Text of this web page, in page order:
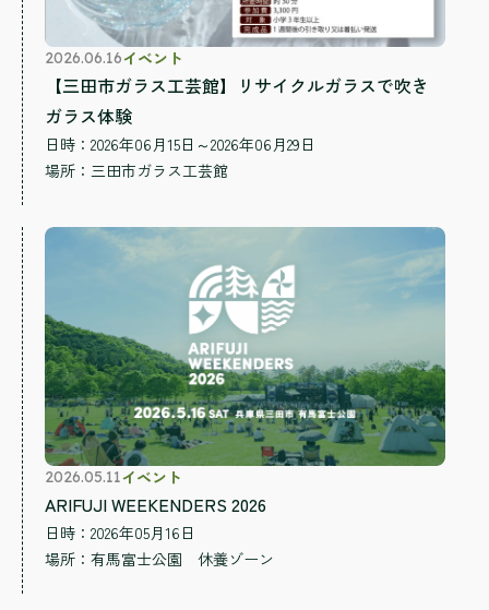
2026.06.16イベント
【三田市ガラス工芸館】リサイクルガラスで吹き
ガラス体験
日時：2026年06月15日～2026年06月29日
場所： 三田市ガラス工芸館
2026.05.11イベント
ARIFUJI WEEKENDERS 2026
日時：2026年05月16日
場所： 有馬富士公園 休養ゾーン